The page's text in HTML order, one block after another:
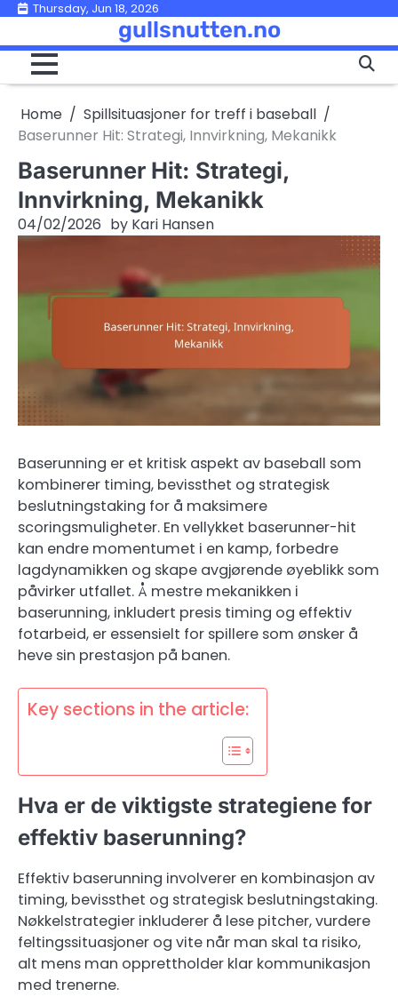
Skip
content
Thursday, Jun 18, 2026
gullsnutten.no
Home
Spillsituasjoner for treff i baseball
Baserunner Hit: Strategi, Innvirkning, Mekanikk
Baserunner Hit: Strategi,
Innvirkning, Mekanikk
04/02/2026 by Kari Hansen
Baserunning er et kritisk aspekt av baseball som
kombinerer timing, bevissthet og strategisk
beslutningstaking for å maksimere
scoringsmuligheter. En vellykket baserunner-hit
kan endre momentumet i en kamp, forbedre
lagdynamikken og skape avgjørende øyeblikk som
påvirker utfallet. Å mestre mekanikken i
baserunning, inkludert presis timing og effektiv
fotarbeid, er essensielt for spillere som ønsker å
heve sin prestasjon på banen.
Key sections in the article:
Hva er de viktigste strategiene for
effektiv baserunning?
Effektiv baserunning involverer en kombinasjon av
timing, bevissthet og strategisk beslutningstaking.
Nøkkelstrategier inkluderer å lese pitcher, vurdere
feltingssituasjoner og vite når man skal ta risiko,
alt mens man opprettholder klar kommunikasjon
med trenerne.